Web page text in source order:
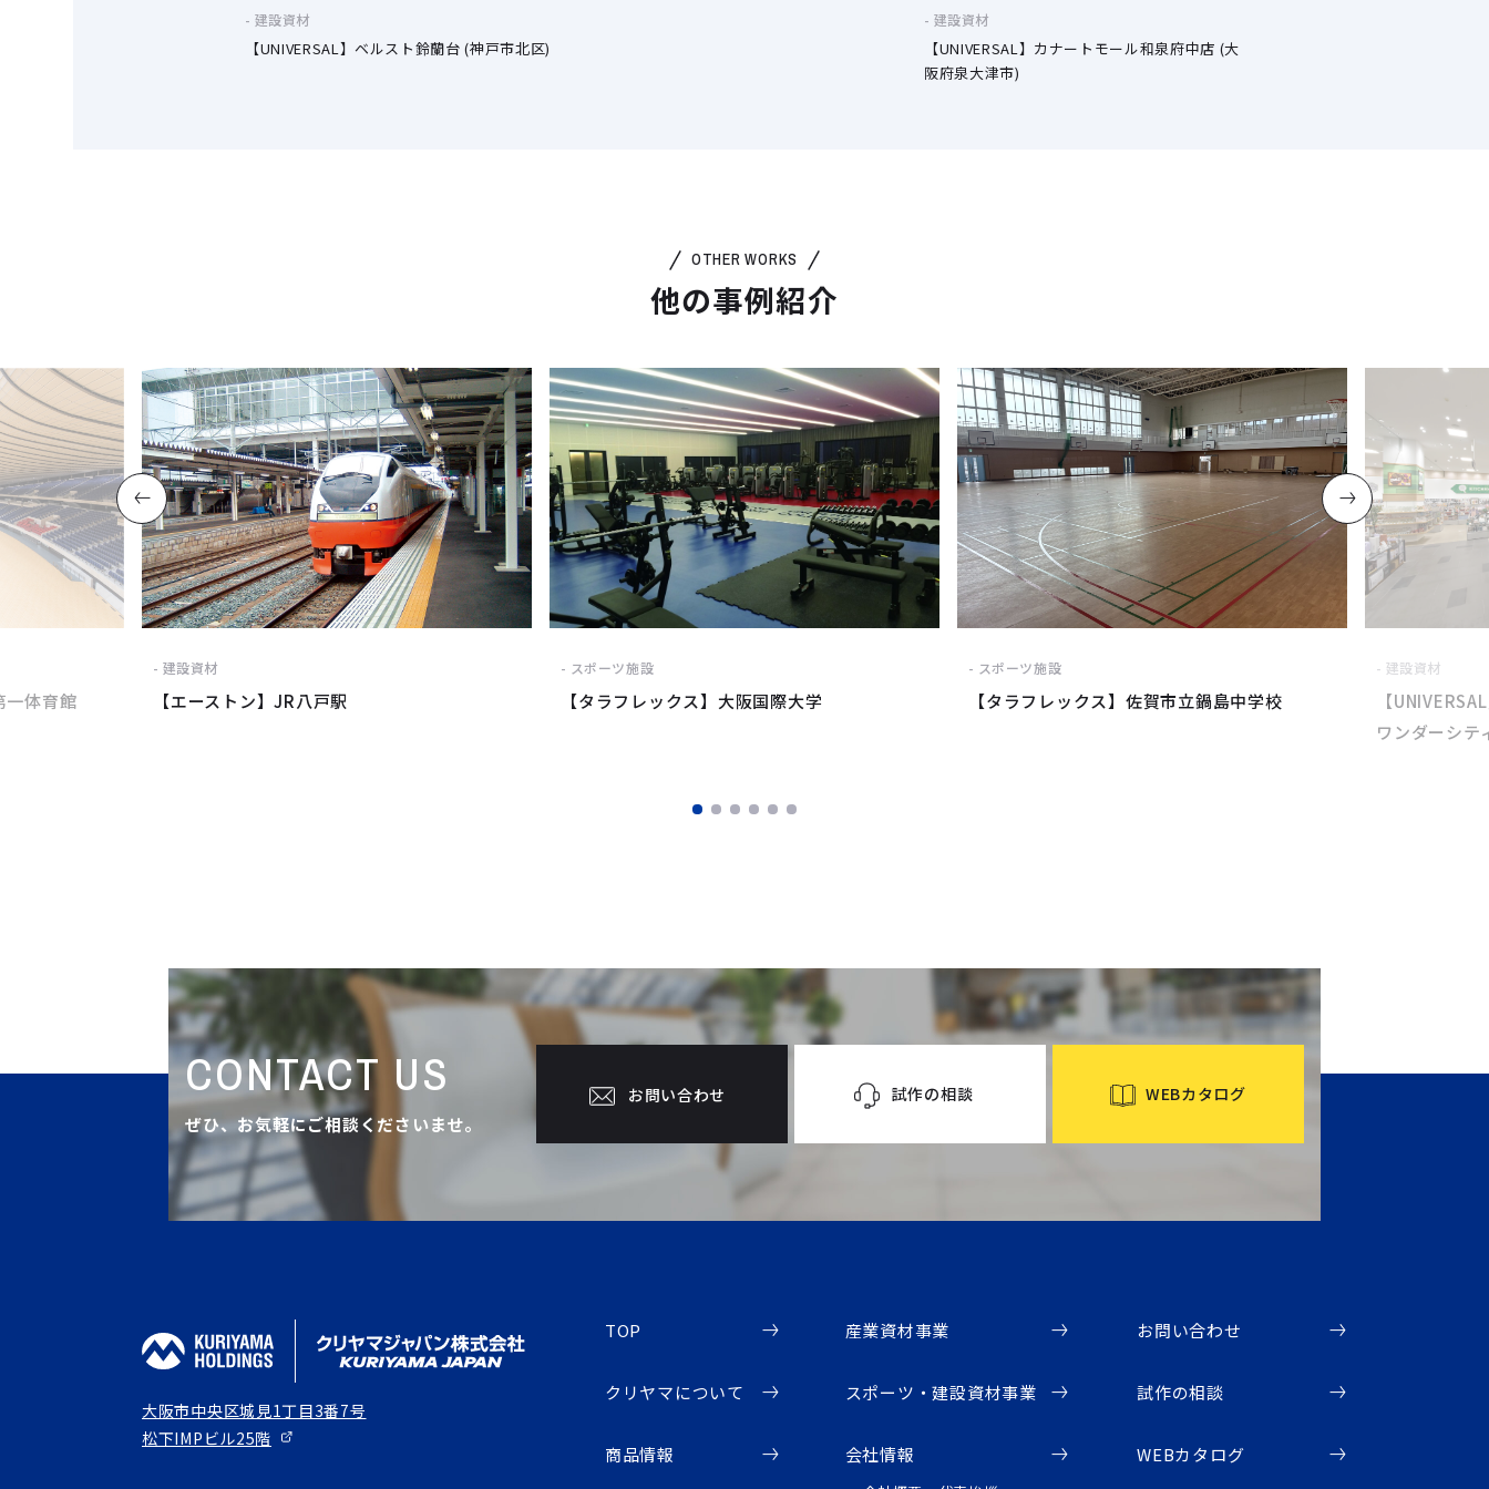
建設資材
【UNIVERSAL】ベルスト鈴蘭台 (神戸市北区)
建設資材
【UNIVERSAL】カナートモール和泉府中店 (大
阪府泉大津市)
OTHER WORKS
他の事例紹介
一体育館
建設資材
【エーストン】JR八戸駅
スポーツ施設
【タラフレックス】大阪国際大学
スポーツ施設
【タラフレックス】佐賀市立鍋島中学校
建設資材
【
ワンダーシテ
CONTACT US
ぜひ、お気軽にご相談くださいませ。
お問い合わせ 試作の相談 WEBカタログ
TOP
クリヤマについて
商品情報
産業資材事業
スポーツ・建設資材事業
会社情報
お問い合わせ
試作の相談
WEBカタログ
大阪市中央区城見1丁目3番7号
松下IMPビル25階